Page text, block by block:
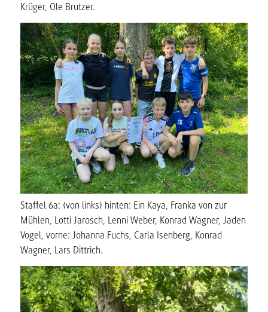
Krüger, Ole Brutzer.
Staffel 6a: (von links) hinten: Ein Kaya, Franka von zur
Mühlen, Lotti Jarosch, Lenni Weber, Konrad Wagner, Jaden
Vogel, vorne: Johanna Fuchs, Carla Isenberg, Konrad
Wagner, Lars Dittrich.